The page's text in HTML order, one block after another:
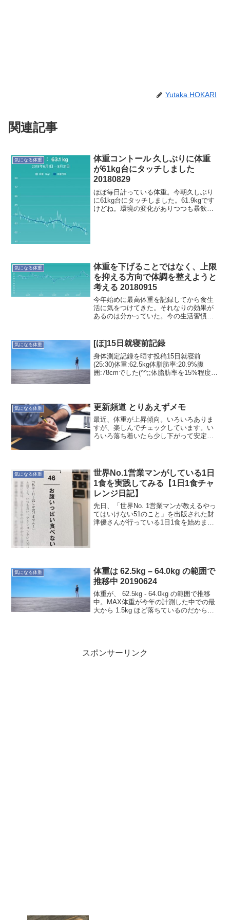
Yutaka HOKARI
関連記事
気になる体重
体重コントール 久しぶりに体重
が61kg台にタッチしました
20180829
ほぼ毎日計っている体重。今朝久しぶり
に61kg台にタッチしました。61.9kgです
けどね。環境の変化がありつつも暴飲暴
気になる体重
体重を下げることではなく、上限
を抑える方向で体調を整えようと
考える 20180915
今年始めに最高体重を記録してから食生
活に気をつけてきた。それなりの効果が
あるのは分かっていた。今の生活習慣だ
マは、"二度と太らない！"。感覚的に"こ
れだ！"と感じ...
気になる体重 [ほ]15日就寝前記録
身体測定記録を晒す投稿15日就寝前
(25:30)体重:62.5kg体脂肪率:20.9%腹
囲:78cmでした(^^;;体脂肪率を15%程度に
気になる体重 更新頻道 とりあえずメモ
最近、体重が上昇傾向。いろいろありま
すが、楽しんでチェックしています。い
ろいろ落ち着いたら少し下がって安定す
気になる体重
世界No.1営業マンがしている1日
1食を実践してみる【1日1食チャ
レンジ日記】
先日、「世界No. 1営業マンが教えるやっ
てはいけない51のこと」を出版された財
津優さんが行っている1日1食を始めまし
気になる体重
体重は 62.5kg – 64.0kg の範囲で
推移中 20190624
体重が、 62.5kg - 64.0kg の範囲で推移
中。MAX体重が今年の計測した中での最
大から 1.5kg ほど落ちているのだからな
スポンサーリンク